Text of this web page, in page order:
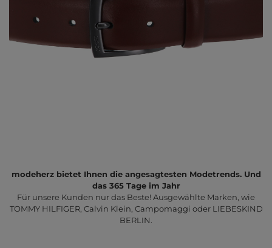
modeherz bietet Ihnen die angesagtesten Modetrends. Und
das 365 Tage im Jahr
Für unsere Kunden nur das Beste! Ausgewählte Marken, wie
TOMMY HILFIGER, Calvin Klein, Campomaggi oder LIEBESKIND
BERLIN.